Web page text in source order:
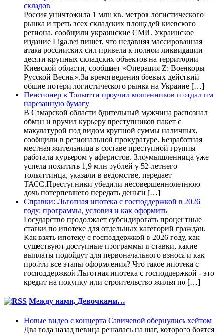
складов
Россия уничтожила 1 млн кв. метров логистического
рынка и треть всех складских площадей киевского
региона, сообщили украинские СМИ. Украинское
издание Liga.net пишет, что недавняя массированная
атака российских сил привела к полной ликвидации
десяти крупных складских объектов на территории
Киевской области, сообщает «Операция Z: Военкоры
Русской Весны».За время ведения боевых действий
общие потери логистического рынка на Украине […]
Пенсионер в Тольятти проучил мошенников и отдал им
нарезанную бумагу
В Самарской области бдительный мужчина распознал
обман и вручил курьеру преступников пакет с
макулатурой под видом крупной суммы наличных,
сообщили в региональной прокуратуре. Безработная
местная жительница в составе преступной группы
работала курьером у аферистов. Злоумышленница уже
успела похитить 1,9 млн рублей у 52-летнего
тольяттинца, указали в ведомстве, передает
ТАСС.Преступники убедили несовершеннолетнюю
дочь потерпевшего передать деньги […]
Справки: Льготная ипотека с господдержкой в 2026
году: программы, условия и как оформить
Государство продолжает субсидировать процентные
ставки по ипотеке для отдельных категорий граждан.
Как взять ипотеку с господдержкой в 2026 году, как
существуют доступные программы и ставки, какие
выплаты подойдут для первоначального взноса и как
пройти все этапы оформления? Что такое ипотека с
господдержкой Льготная ипотека с господдержкой - это
кредит на покупку или строительство жилья по […]
Между нами, Девочками…
Новые видео с концерта Савичевой обернулись хейтом
Два года назад певица решалась на шаг, которого боятся